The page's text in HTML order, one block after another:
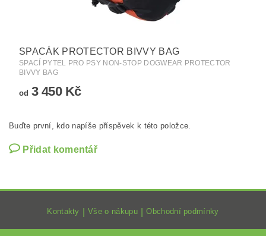
SPACÁK PROTECTOR BIVVY BAG
SPACÍ PYTEL PRO PSY NON-STOP DOGWEAR PROTECTOR
BIVVY BAG
od 3 450 Kč
Buďte první, kdo napíše příspěvek k této položce.
Přidat komentář
Kontakty Vše o nákupu Obchodní podmínky